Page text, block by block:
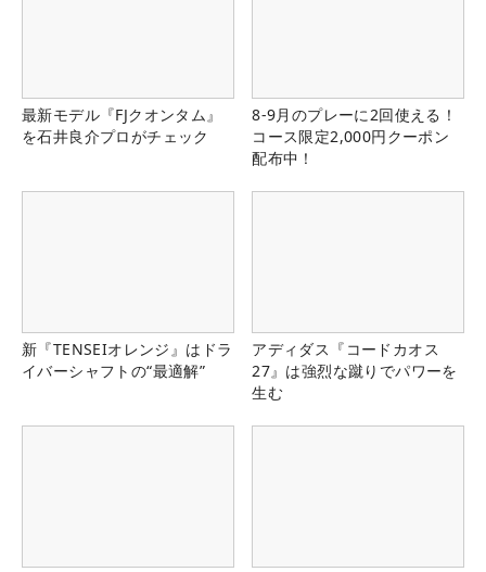
最新モデル『FJクオンタム』
を石井良介プロがチェック
8-9月のプレーに2回使える！
コース限定2,000円クーポン
配布中！
新『TENSEIオレンジ』はドラ
イバーシャフトの“最適解”
アディダス『コードカオス
27』は強烈な蹴りでパワーを
生む